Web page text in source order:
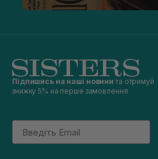
Підпишись на наші новини та отримуй
знижку 5% на перше замовлення
Email